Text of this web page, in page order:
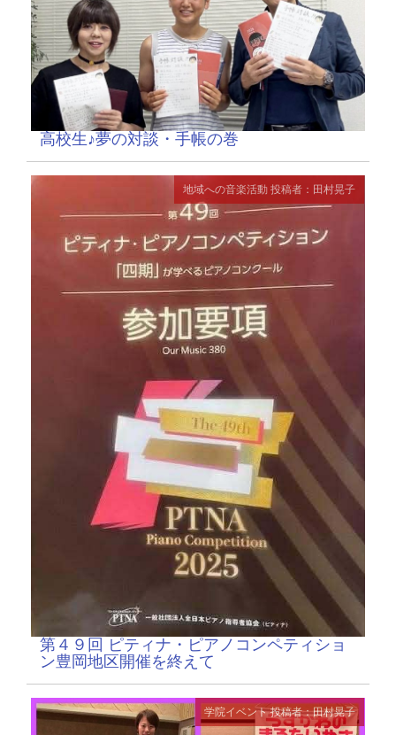
高校生♪夢の対談・手帳の巻
地域への音楽活動 投稿者：田村晃子
第４９回 ピティナ・ピアノコンペティショ
ン豊岡地区開催を終えて
学院イベント 投稿者：田村晃子